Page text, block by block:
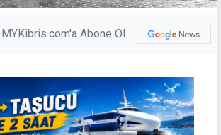
MYKibris.com'a Abone Ol